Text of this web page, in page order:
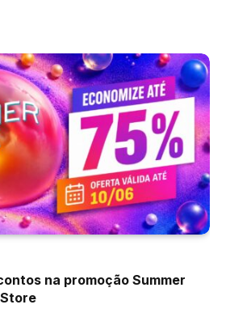
na promoção Summer
Store